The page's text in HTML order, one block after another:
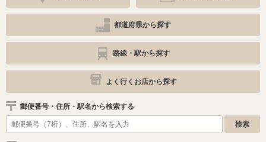
都道府県から探す
路線・駅から探す
よく行くお店から探す
郵便番号・住所・駅名から検索する